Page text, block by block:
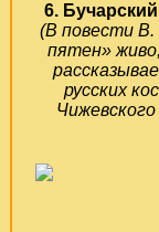
6.
(В повести В.
пятен»
русских